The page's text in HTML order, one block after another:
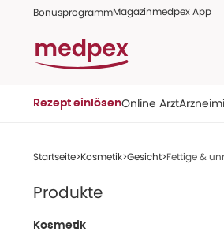
BonusprogrammMagazinmedpex App
Rezept einlösenOnline Arzt
Startseite Kosmetik Gesicht Fettige &
Produkte
Kosmetik